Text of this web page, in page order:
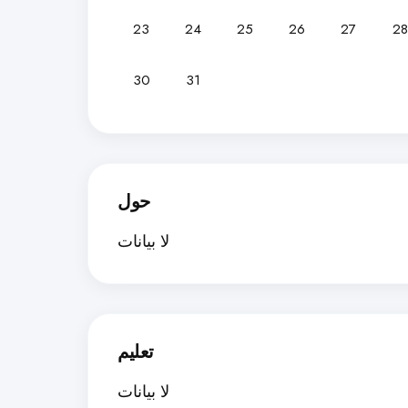
23 24 25 26 27 28
30 31
حول
لا بيانات
تعليم
لا بيانات